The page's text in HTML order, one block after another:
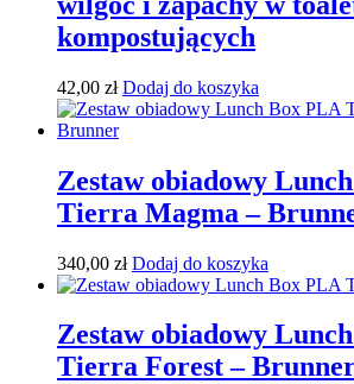
kompostujących
42,00 zł Dodaj do koszyka
Zestaw obiadowy
Tierra Magma –
340,00 zł Dodaj do koszyka
Zestaw obiadowy
Tierra Forest –